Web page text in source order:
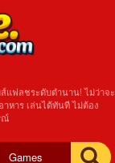
ส์แฟลชระดับตำนาน! ไม่ว่าจะ
าหาร เล่นได้ทันที ไม่ต้อง
ณ์